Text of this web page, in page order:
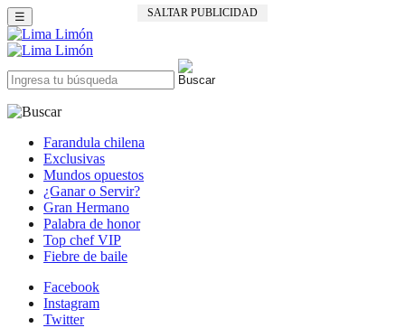
SALTAR PUBLICIDAD
☰
Farandula chilena
Exclusivas
Mundos opuestos
¿Ganar o Servir?
Gran Hermano
Palabra de honor
Top chef VIP
Fiebre de baile
Facebook
Instagram
Twitter